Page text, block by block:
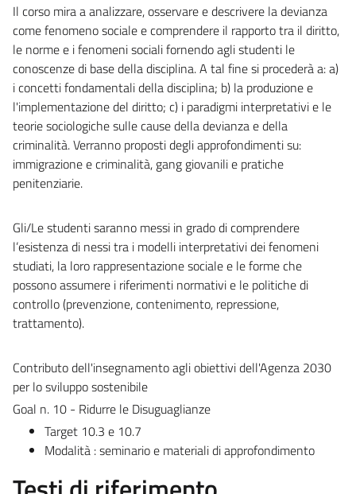
Il corso mira a analizzare, osservare e descrivere la devianza
come fenomeno sociale e comprendere il rapporto tra il diritto,
le norme e i fenomeni sociali fornendo agli studenti le
conoscenze di base della disciplina. A tal fine si procederà a: a)
i concetti fondamentali della disciplina; b) la produzione e
l'implementazione del diritto; c) i paradigmi interpretativi e le
teorie sociologiche sulle cause della devianza e della
criminalità. Verranno proposti degli approfondimenti su:
immigrazione e criminalità, gang giovanili e pratiche
penitenziarie.
Gli/Le studenti saranno messi in grado di comprendere
l’esistenza di nessi tra i modelli interpretativi dei fenomeni
studiati, la loro rappresentazione sociale e le forme che
possono assumere i riferimenti normativi e le politiche di
controllo (prevenzione, contenimento, repressione,
trattamento).
Contributo dell'insegnamento agli obiettivi dell'Agenza 2030
per lo sviluppo sostenibile
Goal n. 10 - Ridurre le Disuguaglianze
Target 10.3 e 10.7
Modalità : seminario e materiali di approfondimento